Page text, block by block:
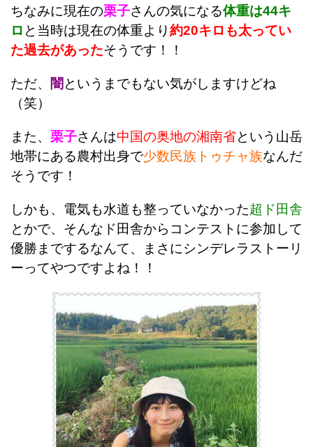
ちなみに現在の栗子さんの気になる体重は44キ
ロ と当時は現在の体重より約20キロも太ってい
た過去があったそうです！！
ただ、 闇 というまでもない気がしますけどね
（笑）
また、 栗子さんは中国の奥地の湘南省という山岳
地帯にある農村出身で少数民族トゥチャ族なんだ
そうです！
しかも、 電気も水道も整っていなかった超ド田舎
とかで、そんなド田舎からコンテストに参加して
優勝までするなんて、まさにシンデレラストーリ
ーってやつですよね！！